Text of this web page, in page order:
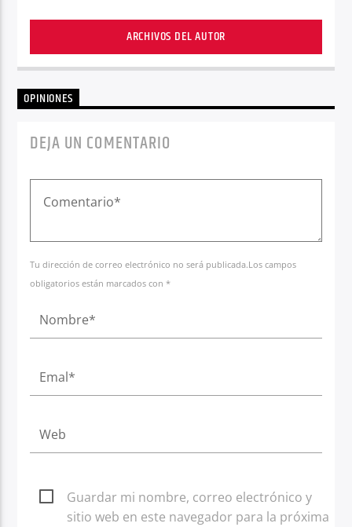
ARCHIVOS DEL AUTOR
OPINIONES
DEJA UN COMENTARIO
Tu dirección de correo electrónico no será publicada.Los campos
obligatorios están marcados con *
Guardar mi nombre, correo electrónico y
sitio web en este navegador para la próxima